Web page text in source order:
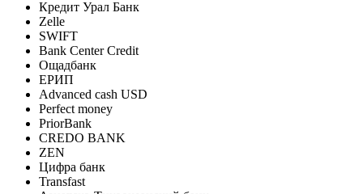
Кредит Урал Банк
Zelle
SWIFT
Bank Center Credit
Ощадбанк
ЕРИП
Advanced cash USD
Perfect money
PriorBank
CREDO BANK
ZEN
Цифра банк
Transfast